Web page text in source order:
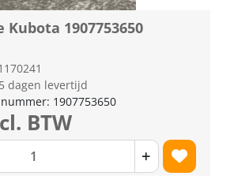
1907753650
dagen levertijd
1907753650
BTW
+